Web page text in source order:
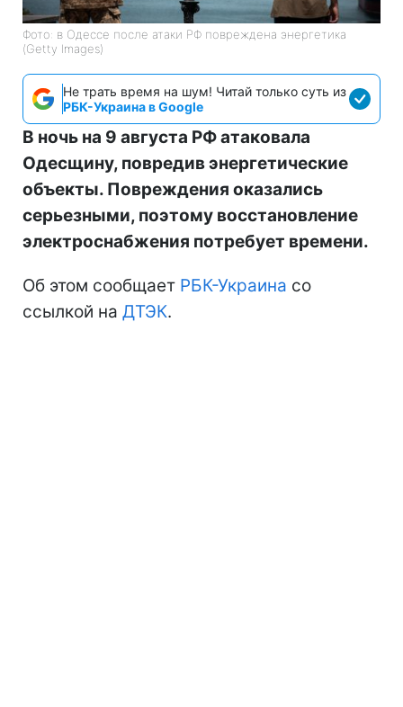
Фото: в Одессе после атаки РФ повреждена энергетика
(Getty Images)
Не трать время на шум! Читай только суть из
РБК-Украина в Google
В ночь на 9 августа РФ атаковала
Одесщину, повредив энергетические
объекты. Повреждения оказались
серьезными, поэтому восстановление
электроснабжения потребует времени.
Об этом сообщает РБК-Украина со
ссылкой на ДТЭК.